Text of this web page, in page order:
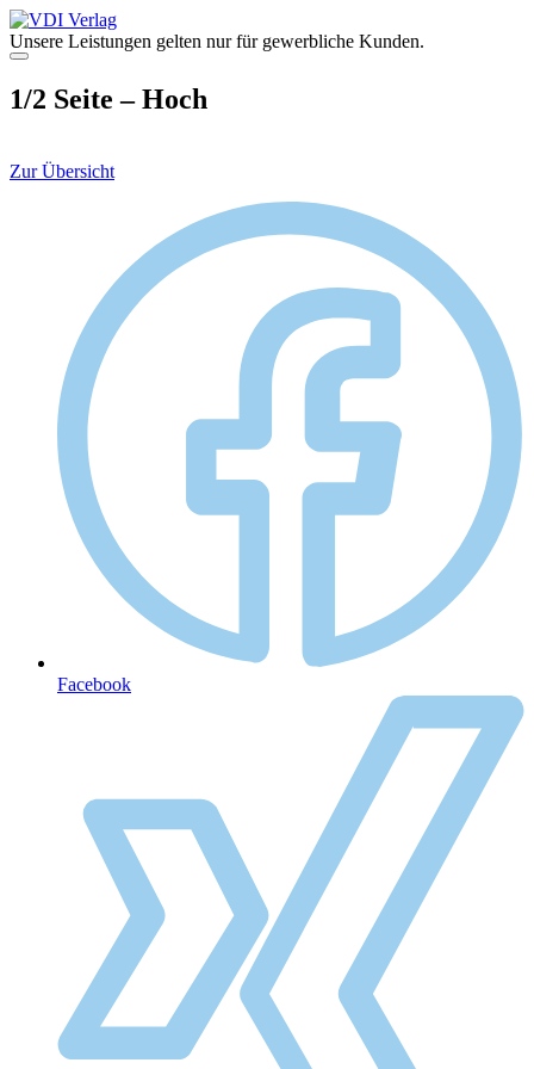
Zum
Inhalt
springen
Unsere Leistungen gelten nur für gewerbliche Kunden.
Menü
1/2 Seite – Hoch
Zur Übersicht
Facebook